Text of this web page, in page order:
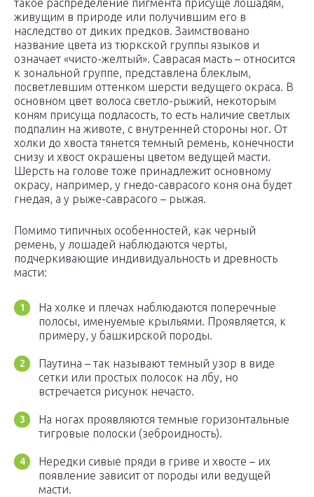
такое распределение пигмента присуще лошадям,
живущим в природе или получившим его в
наследство от диких предков. Заимствовано
название цвета из тюркской группы языков и
означает «чисто-желтый». Саврасая масть – относится
к зональной группе, представлена блеклым,
посветлевшим оттенком шерсти ведущего окраса. В
основном цвет волоса светло-рыжий, некоторым
коням присуща подласость, то есть наличие светлых
подпалин на животе, с внутренней стороны ног. От
холки до хвоста тянется темный ремень, конечности
снизу и хвост окрашены цветом ведущей масти.
Шерсть на голове тоже принадлежит основному
окрасу, например, у гнедо-саврасого коня она будет
гнедая, а у рыже-саврасого – рыжая.
Помимо типичных особенностей, как черный
ремень, у лошадей наблюдаются черты,
подчеркивающие индивидуальность и древность
масти:
На холке и плечах наблюдаются поперечные
полосы, именуемые крыльями. Проявляется, к
примеру, у башкирской породы.
Паутина – так называют темный узор в виде
сетки или простых полосок на лбу, но
встречается рисунок нечасто.
На ногах проявляются темные горизонтальные
тигровые полоски (зеброидность).
Нередки сивые пряди в гриве и хвосте – их
появление зависит от породы или ведущей
масти.